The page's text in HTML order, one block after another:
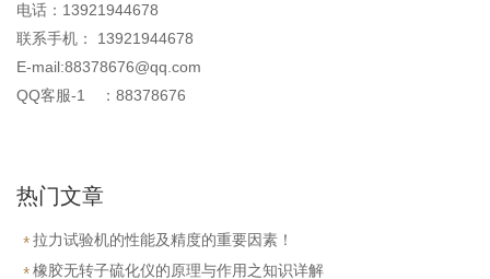
电话：13921944678
联系手机： 13921944678
E-mail:88378676@qq.com
QQ客服-1 ：88378676
热门文章
拉力试验机的性能及精度的重要因素！
橡胶无转子硫化仪的原理与作用之知识详解